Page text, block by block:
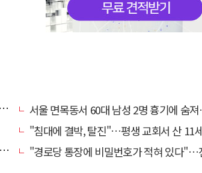
서울 면목동서 60대 남성 2명 흉기에 숨져…
"침대에 결박, 탈진"…평생 교회서 산 11세 남아,
"경로당 통장에 비밀번호가 적혀 있다"…전국 돌며 경로